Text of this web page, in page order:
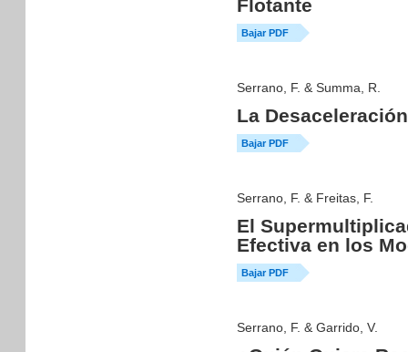
Flotante
Bajar PDF
Serrano, F. & Summa, R.
La
Bajar PDF
Serrano, F. & Freitas, F.
El
Efectiva en los
Bajar PDF
Serrano, F. & Garrido, V.